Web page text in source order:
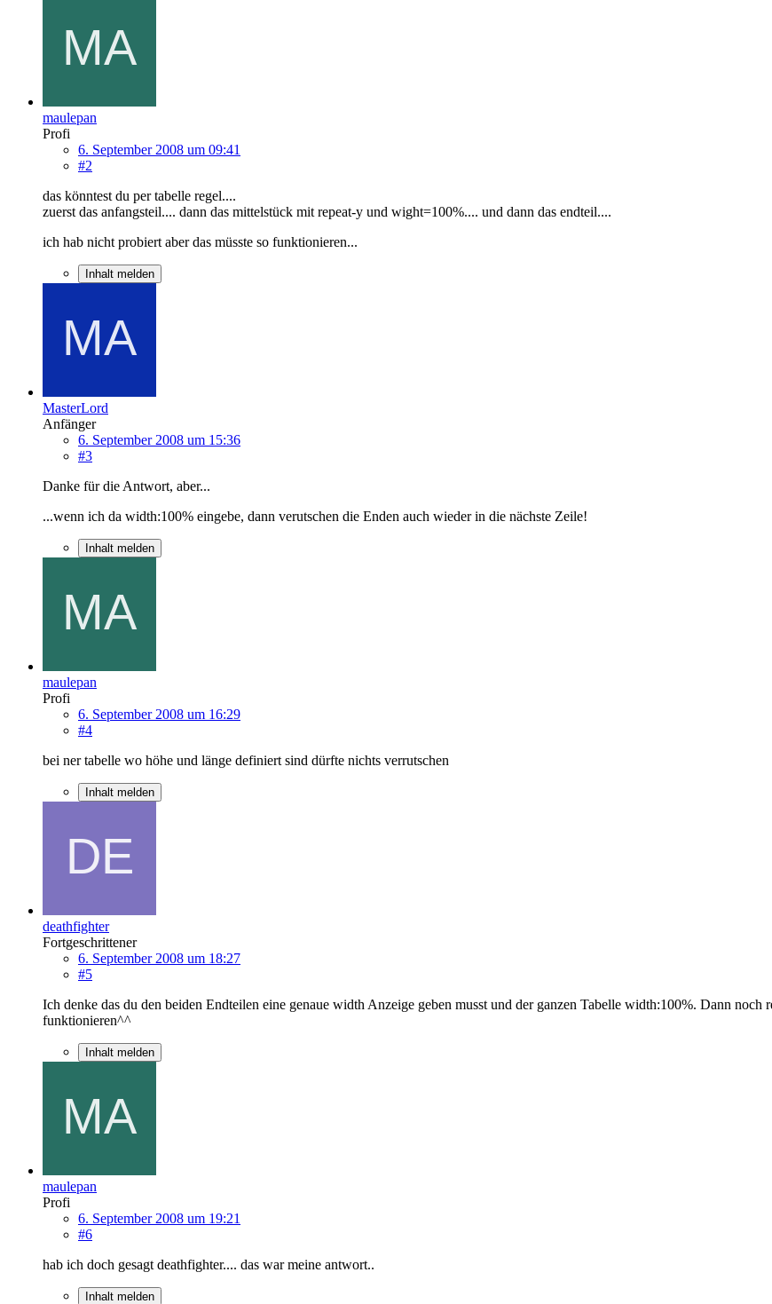
maulepan
Profi
6. September 2008 um 09:41
#2
das könntest du per tabelle regel....
zuerst das anfangsteil.... dann das mittelstück mit repeat-y und wight=100%.... und dann das endteil....
ich hab nicht probiert aber das müsste so funktionieren...
Inhalt melden
MasterLord
Anfänger
6. September 2008 um 15:36
#3
Danke für die Antwort, aber...
...wenn ich da width:100% eingebe, dann verutschen die Enden auch wieder in die nächste Zeile!
Inhalt melden
maulepan
Profi
6. September 2008 um 16:29
#4
bei ner tabelle wo höhe und länge definiert sind dürfte nichts verrutschen
Inhalt melden
deathfighter
Fortgeschrittener
6. September 2008 um 18:27
#5
Ich denke das du den beiden Endteilen eine genaue width Anzeige geben musst und der ganzen Tabelle width:100%. Dann
funktionieren^^
Inhalt melden
maulepan
Profi
6. September 2008 um 19:21
#6
hab ich doch gesagt deathfighter.... das war meine antwort..
Inhalt melden